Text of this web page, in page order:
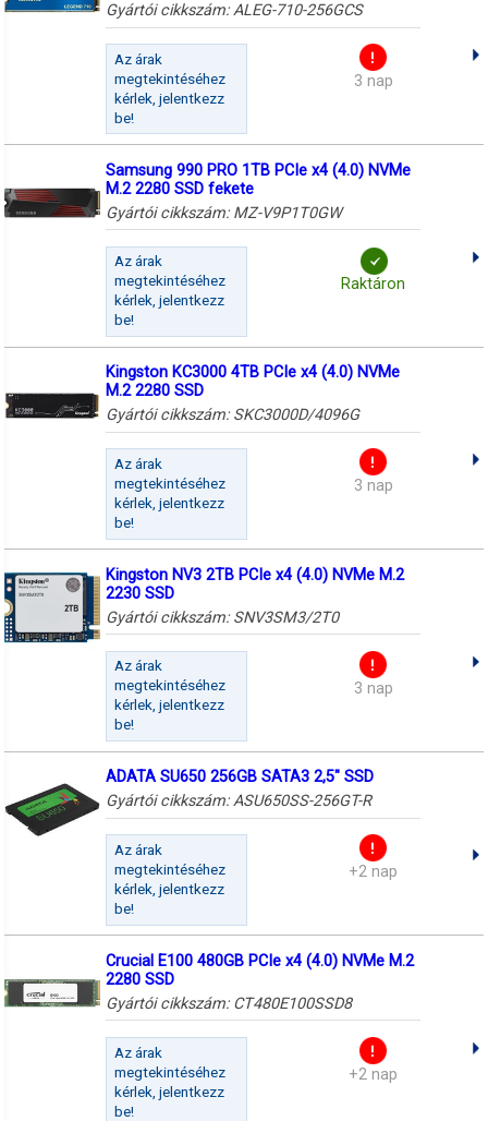
Gyártói cikkszám:ALEG-710-256GCS
Az árak
megtekintéséhez
kérlek, jelentkezz
be!
3 nap
Samsung 990 PRO 1TB PCIe x4 (4.0) NVMe
M.2 2280 SSD fekete
Gyártói cikkszám: MZ-V9P1T0GW
Az árak
megtekintéséhez
kérlek, jelentkezz
be!
Raktáron
Kingston KC3000 4TB PCIe x4 (4.0) NVMe
M.2 2280 SSD
Gyártói cikkszám: SKC3000D/4096G
Az árak
megtekintéséhez
kérlek, jelentkezz
be!
3 nap
Kingston NV3 2TB PCIe x4 (4.0) NVMe M.2
2230 SSD
Gyártói cikkszám: SNV3SM3/2T0
Az árak
megtekintéséhez
kérlek, jelentkezz
be!
3 nap
ADATA SU650 256GB SATA3 2,5" SSD
Gyártói cikkszám:ASU650SS-256GT-R
Az árak
megtekintéséhez
kérlek, jelentkezz
be!
+2 nap
Crucial E100 480GB PCIe x4 (4.0) NVMe M.2
2280 SSD
Gyártói cikkszám: CT480E100SSD8
Az árak
megtekintéséhez
kérlek, jelentkezz
be!
+2 nap